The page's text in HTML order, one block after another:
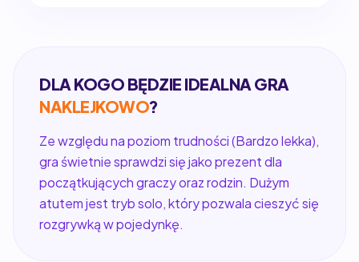
DLA KOGO BĘDZIE IDEALNA GRA
NAKLEJKOWO?
Ze względu na poziom trudności (Bardzo lekka),
gra świetnie sprawdzi się jako prezent dla
początkujących graczy oraz rodzin. Dużym
atutem jest tryb solo, który pozwala cieszyć się
rozgrywką w pojedynkę.